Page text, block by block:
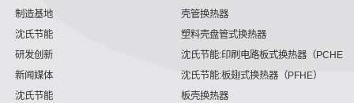
制造基地
沈氏节能
研发创新
新闻媒体
沈氏节能
壳管换热器
塑料壳盘管式换热器
沈氏节能:印刷电路板式换热器（PCHE）
沈氏节能:板翅式换热器（PFHE）
板壳换热器